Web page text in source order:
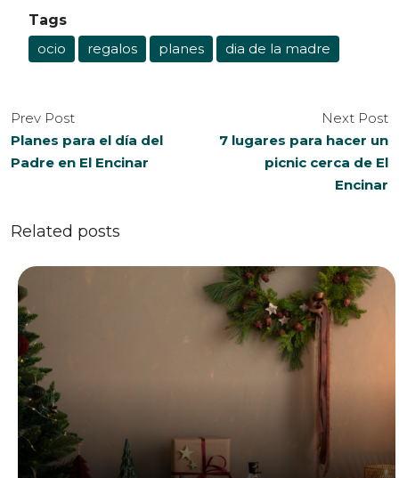
Tags
ocio
regalos planes dia de la madre
Prev Post
Planes para el día del
Padre en El Encinar
Next Post
7 lugares para hacer un
picnic cerca de El
Encinar
Related posts